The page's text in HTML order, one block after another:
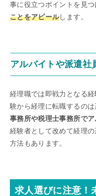
事に役立つポイントを見つ
ことをアピールします。
アルバイトや派遣社
経理職では即戦力となる
験から経理に転職するの
事務所や税理士事務所で
経験者として改めて経理
方法もあります。
求人選びに注意！